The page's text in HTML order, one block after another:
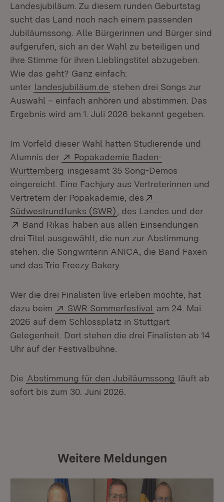
Landesjubiläum. Zu diesem runden Geburtstag
sucht das Land noch nach einem passenden
Jubiläumssong. Alle Bürgerinnen und Bürger sind
aufgerufen, sich an der Wahl zu beteiligen und
ihre Stimme für ihren Lieblingstitel abzugeben.
Wie das geht? Ganz einfach:
unter landesjubiläum.de stehen drei Songs zur
Auswahl – einfach anhören und abstimmen. Das
Ergebnis wird am 1. Juli 2026 bekannt gegeben.
Im Vorfeld dieser Wahl hatten Studierende und
Alumnis der
Extern:
Popakademie Baden-
Württemberg (Öffnet in neuem Fenster)
insgesamt 35 Song-Demos
eingereicht. Eine Fachjury aus Vertreterinnen und
Vertretern der Popakademie, des
Südwestrundfunks (SWR) (Öffnet in neuem Fenster)
, des Landes und der
Extern:
Band Rikas (Öffnet in neuem Fenster)
haben aus allen Einsendungen
drei Titel ausgewählt, die nun zur Abstimmung
stehen: die Songwriterin ANICA, die Band Faxen
und das Trio Freezy Bakery.
Wer die drei Finalisten live erleben möchte, hat
dazu beim
Extern:
SWR Sommerfestival (Öffnet in
am 24. Mai
2026 auf dem Schlossplatz in Stuttgart
Gelegenheit. Dort stehen die drei Finalisten ab 14
Uhr auf der Festivalbühne.
Die Abstimmung für den Jubiläumssong läuft ab
sofort bis zum 30. Juni 2026.
Weitere Meldungen